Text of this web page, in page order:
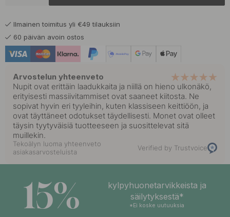
Ilmainen toimitus yli €49 tilauksiin
60 päivän avoin ostos
Arvostelun yhteenveto
Nupit ovat erittäin laadukkaita ja niillä on hieno ulkonäkö,
erityisesti massiivitammiset ovat saaneet kiitosta. Ne
sopivat hyvin eri tyyleihin, kuten klassiseen keittiöön, ja
ovat täyttäneet odotukset täydellisesti. Monet ovat olleet
täysin tyytyväisiä tuotteeseen ja suosittelevat sitä
muillekin.
Tekoälyn luoma yhteenveto
asiakasarvosteluista
Verified by Trustvoice
15%
kylpyhuonetarvikkeista ja
säilytyksestä*
*Ei koske uutuuksia